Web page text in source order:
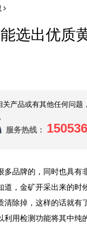
选出优质
产品或有其他任何问题
服务热线：
牌的，同时也具有
道，金矿开采出来的
除掉，这样的话就
用检测功能将其中